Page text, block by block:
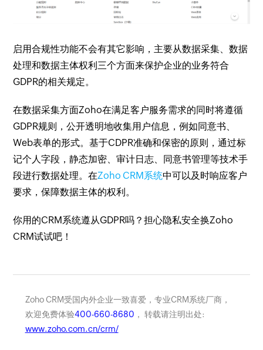
启用合规性功能不会有其它影响，主要从数据采集、数据
处理和数据主体权利三个方面来保护企业的业务符合
GDPR的相关规定。
在数据采集方面Zoho在满足客户服务需求的同时将遵循
GDPR规则，公开透明地收集用户信息，例如同意书、
Web表单的形式。基于CDPR准确和保密的原则，通过标
记个人字段，静态加密、审计日志、同意书管理等技术手
段进行数据处理。在Zoho CRM系统中可以及时响应客户
要求，保障数据主体的权利。
你用的CRM系统遵从GDPR吗？担心隐私安全换Zoho
CRM试试吧！
Zoho CRM受国内外企业一致喜爱，专业CRM系统厂商，
欢迎免费体验400-660-8680 ， 转载请注明出处:
www.zoho.com.cn/crm/